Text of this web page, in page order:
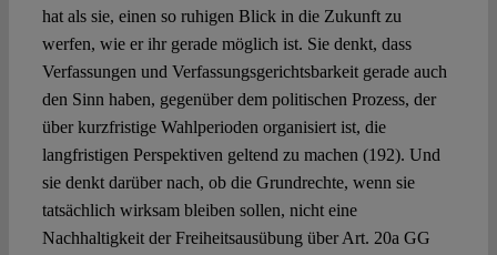
hat als sie, einen so ruhigen Blick in die Zukunft zu
werfen, wie er ihr gerade möglich ist. Sie denkt, dass
Verfassungen und Verfassungsgerichtsbarkeit gerade auch
den Sinn haben, gegenüber dem politischen Prozess, der
über kurzfristige Wahlperioden organisiert ist, die
langfristigen Perspektiven geltend zu machen (192). Und
sie denkt darüber nach, ob die Grundrechte, wenn sie
tatsächlich wirksam bleiben sollen, nicht eine
Nachhaltigkeit der Freiheitsausübung über Art. 20a GG